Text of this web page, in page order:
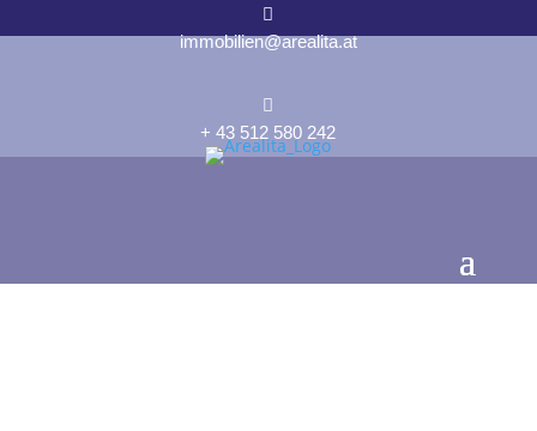

immobilien@arealita.at

+ 43 512 580 242